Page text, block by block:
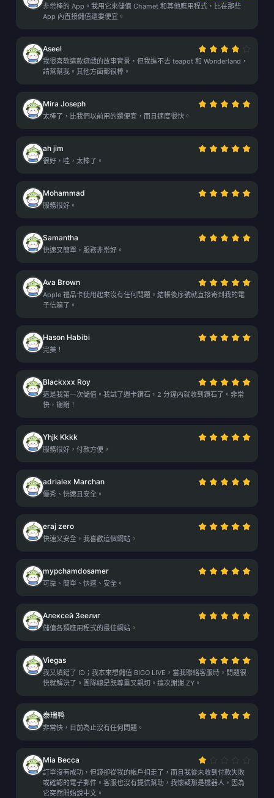
非常棒的 App。我用它來儲值 Chamet 和其他應用程式，比在那些
App 內直接儲值還要便宜。
Aseel
我很喜歡這款遊戲的故事背景，但我進不去 teapot 和 Wonderland，
請幫幫我。其他方面都很棒。
Mira Joseph
太棒了，比我們以前用的還便宜，而且速度很快。
ah jim
很好，哇，太棒了。
Mohammad
服務很好。
Samantha
快速又簡單，服務非常好。
Ava Brown
Apple 禮品卡使用起來沒有任何問題。結帳後序號就直接寄到我的電
子信箱了。
Hason Habibi
完美！
Blackxxx Roy
這是我第一次儲值。我試了週卡鑽石，2 分鐘內就收到鑽石了。非常
快，謝謝！
Yhjk Kkkk
服務很好，付款方便。
adrialex Marchan
優秀、快速且安全。
eraj zero
快速又安全，我喜歡這個網站。
mypchamdosamer
可靠、簡單、快速、安全。
Алексей Зеелиг
儲值各類應用程式的最佳網站。
Viegas
我又填錯了 ID；我本來想儲值 BIGO LIVE，當我聯絡客服時，問題很
快就解決了。團隊總是既尊重又親切。這次謝謝 ZY。
泰瑞鸭
非常快，目前為止沒有任何問題。
Mia Becca
訂單沒有成功，但錢卻從我的帳戶扣走了，而且我從未收到付款失敗
或確認的電子郵件。客服也沒有提供幫助，我懷疑那是機器人，因為
它突然開始說中文。